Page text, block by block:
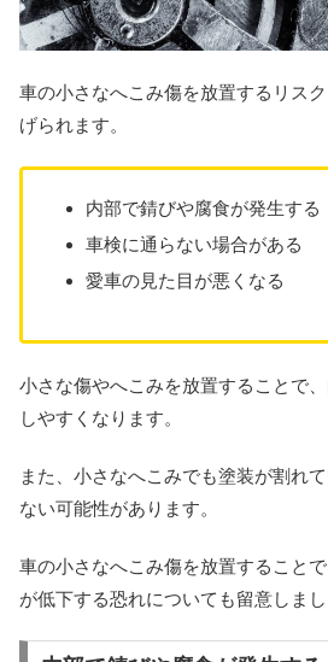
車の小さなへこみ傷を放置するリス
げられます。
内部で錆びや腐食が発生する
車検に通らない場合がある
愛車の見た目が悪くなる
小さな傷やへこみを放置することで
しやすくなります。
また、小さなへこみでも塗装が割れ
ない可能性があります。
車の小さなへこみ傷を放置すること
が低下する恐れについても留意しまし